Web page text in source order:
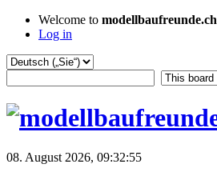
Welcome to modellbaufreunde.ch
Log in
08. August 2026, 09:32:55